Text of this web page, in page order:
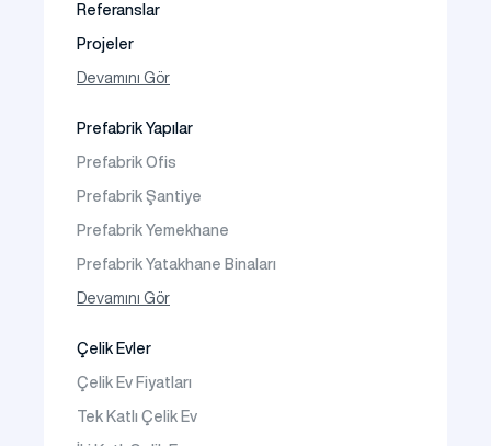
Referanslar
Projeler
Fotoğraf Galeri
Devamını Gör
Prefabrik Yapılar
Prefabrik Ofis
Prefabrik Şantiye
Prefabrik Yemekhane
Prefabrik Yatakhane Binaları
Prefabrik Dükkan
Devamını Gör
Çelik Evler
Çelik Ev Fiyatları
Tek Katlı Çelik Ev